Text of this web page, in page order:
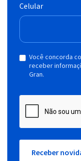
Celular
Você concorda
receber
Gran.
Receber